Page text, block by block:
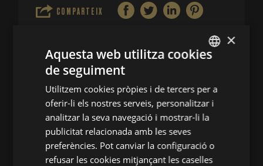
COMPARTEIX
CONTACTA'NS
Festival de Peralada
(+34) 935 038 646
infofestival@festivalperalada.com
SPANISH
ENGLISH
CATALAN
×
Aquesta web utilitza cookies
de seguiment
Utilitzem cookies pròpies i de tercers per a
oferir-li els nostres serveis, personalitzar i
analitzar la seva navegació i mostrar-li la
publicitat relacionada amb les seves
preferències. Pot canviar la configuració o
refusar les cookies mitjançant les caselles